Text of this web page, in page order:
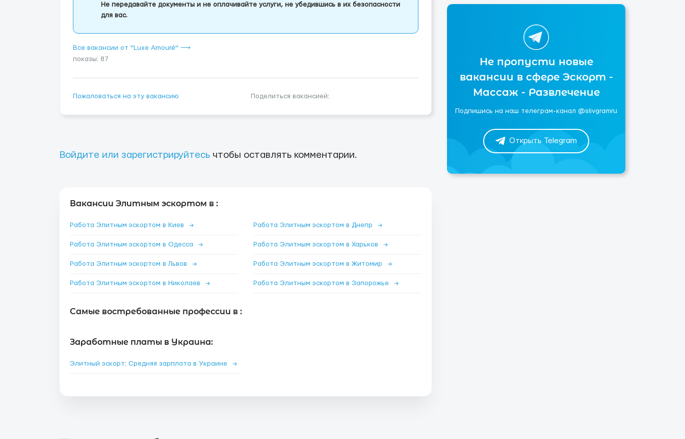
Не передавайте документы и не оплачивайте услуги, не убедившись в их безопасности
для вас.
Все вакансии от "Luxe Amouré" ⟶
показы: 87
Пожаловаться на эту вакансию Поделиться вакансией:
Войдите или зарегистрируйтесь чтобы оставлять комментарии.
Вакансии Элитным эскортом в :
Работа Элитным эскортом в Киев → Работа Элитным эскортом в Днепр →
Работа Элитным эскортом в Одесса → Работа Элитным эскортом в Харьков →
Работа Элитным эскортом в Львов → Работа Элитным эскортом в Житомир →
Работа Элитным эскортом в Николаев → Работа Элитным эскортом в Запорожье →
Самые востребованные профессии в :
Заработные платы в Украина:
Элитный эскорт: Средняя зарплата в Украине →
Не пропусти новые
вакансии в сфере Эскорт -
Массаж - Развлечение
Подпишись на наш телеграм-канал @slivgramru
Открыть Telegram